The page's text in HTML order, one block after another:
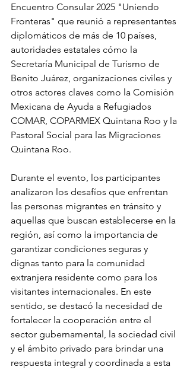
Encuentro Consular 2025 "Uniendo
Fronteras" que reunió a representantes
diplomáticos de más de 10 países,
autoridades estatales cómo la
Secretaría Municipal de Turismo de
Benito Juárez, organizaciones civiles y
otros actores claves como la Comisión
Mexicana de Ayuda a Refugiados
COMAR, COPARMEX Quintana Roo y la
Pastoral Social para las Migraciones
Quintana Roo.
Durante el evento, los participantes
analizaron los desafíos que enfrentan
las personas migrantes en tránsito y
aquellas que buscan establecerse en la
región, así como la importancia de
garantizar condiciones seguras y
dignas tanto para la comunidad
extranjera residente como para los
visitantes internacionales. En este
sentido, se destacó la necesidad de
fortalecer la cooperación entre el
sector gubernamental, la sociedad civil
y el ámbito privado para brindar una
respuesta integral y coordinada a esta